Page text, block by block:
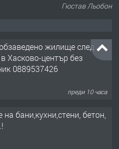
Гюстав Льобон
жилище след
Хасково-център без
0889537426
преди 10 часа
на бани,кухни,стени, бетон,